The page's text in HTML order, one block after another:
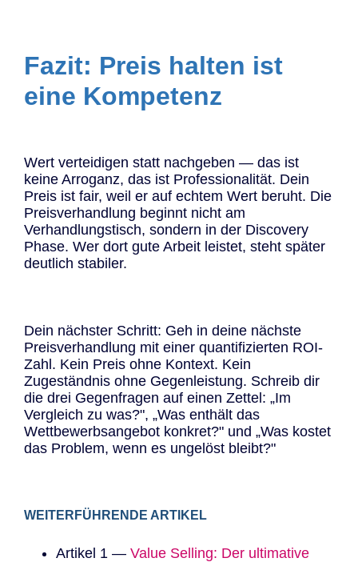
Fazit: Preis halten ist
eine Kompetenz
Wert verteidigen statt nachgeben — das ist
keine Arroganz, das ist Professionalität. Dein
Preis ist fair, weil er auf echtem Wert beruht. Die
Preisverhandlung beginnt nicht am
Verhandlungstisch, sondern in der Discovery
Phase. Wer dort gute Arbeit leistet, steht später
deutlich stabiler.
Dein nächster Schritt: Geh in deine nächste
Preisverhandlung mit einer quantifizierten ROI-
Zahl. Kein Preis ohne Kontext. Kein
Zugeständnis ohne Gegenleistung. Schreib dir
die drei Gegenfragen auf einen Zettel: „Im
Vergleich zu was?", „Was enthält das
Wettbewerbsangebot konkret?" und „Was kostet
das Problem, wenn es ungelöst bleibt?"
WEITERFÜHRENDE ARTIKEL
Artikel 1 — Value Selling: Der ultimative